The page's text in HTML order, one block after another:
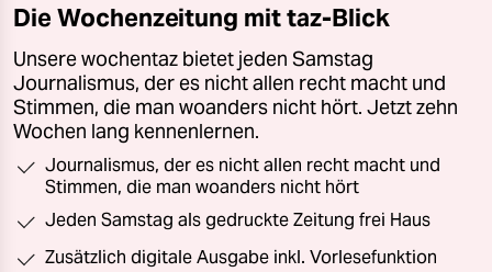
Die Wochenzeitung mit taz-Blick
Unsere wochentaz bietet jeden Samstag
Journalismus, der es nicht allen recht macht und
Stimmen, die man woanders nicht hört. Jetzt zehn
Wochen lang kennenlernen.
Journalismus, der es nicht allen recht macht und
Stimmen, die man woanders nicht hört
Jeden Samstag als gedruckte Zeitung frei Haus
Zusätzlich digitale Ausgabe inkl. Vorlesefunktion